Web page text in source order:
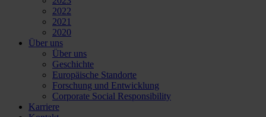
2022
2021
2020
Über uns
Über uns
Geschichte
Europäische Standorte
Forschung und Entwicklung
Corporate Social Responsibility
Karriere